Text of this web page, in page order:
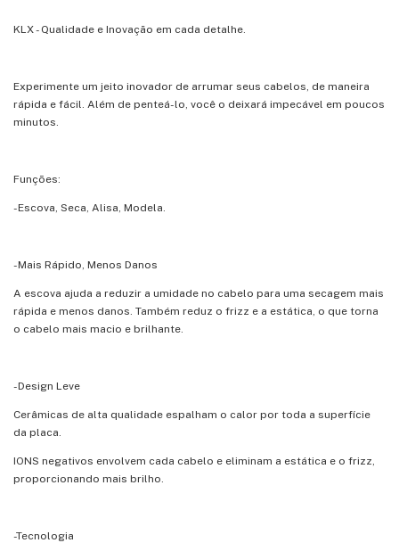
KLX - Qualidade e Inovação em cada detalhe.
Experimente um jeito inovador de arrumar seus cabelos, de maneira
rápida e fácil. Além de penteá-lo, você o deixará impecável em poucos
minutos.
Funções:
-Escova, Seca, Alisa, Modela.
-Mais Rápido, Menos Danos
A escova ajuda a reduzir a umidade no cabelo para uma secagem mais
rápida e menos danos. Também reduz o frizz e a estática, o que torna
o cabelo mais macio e brilhante.
-Design Leve
Cerâmicas de alta qualidade espalham o calor por toda a superfície
da placa.
IONS negativos envolvem cada cabelo e eliminam a estática e o frizz,
proporcionando mais brilho.
-Tecnologia